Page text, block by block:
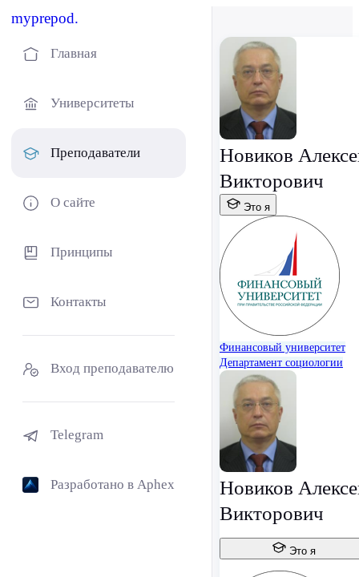
myprepod.
Главная
Университеты
Преподаватели
О сайте
Принципы
Контакты
Вход преподавателю
Telegram
Разработано в Aphex
Новиков
Викторович
Это я
Финансовый университет
Департамент социологии
Новиков
Викторович
Это я